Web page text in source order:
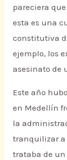
pareciera
esta es una
constitutiva
ejemplo, los
asesinato de
Este año
en Medellín
la
tranquilizar a
trataba de un